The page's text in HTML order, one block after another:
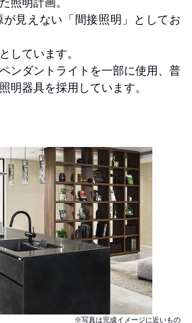
見えない「間接照明」としてお
しています。
ンダントライトを一部に使用、普
明器具を採用しています。
※写真は完成イメージに近いもの